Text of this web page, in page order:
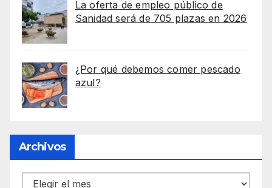
La oferta de empleo público de
Sanidad será de 705 plazas en 2026
¿Por qué debemos comer pescado
azul?
Archivos
Archivos